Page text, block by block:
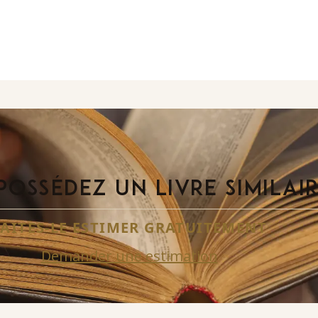
UN LIVRE
LE ESTIMER GRATUITEMENT
Demander une estimation